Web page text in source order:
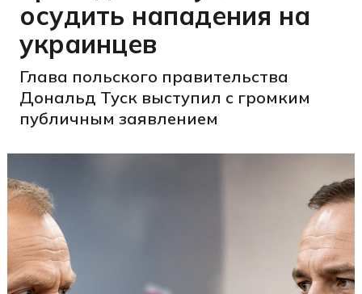
осудить нападения на
украинцев
Глава польского правительства
Дональд Туск выступил с громким
публичным заявлением